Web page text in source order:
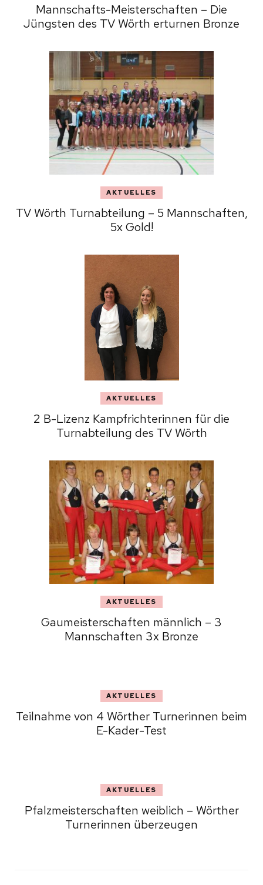
Mannschafts-Meisterschaften – Die
Jüngsten des TV Wörth erturnen Bronze
AKTUELLES
TV Wörth Turnabteilung – 5 Mannschaften,
5x Gold!
AKTUELLES
2 B-Lizenz Kampfrichterinnen für die
Turnabteilung des TV Wörth
AKTUELLES
Gaumeisterschaften männlich – 3
Mannschaften 3x Bronze
AKTUELLES
Teilnahme von 4 Wörther Turnerinnen beim
E-Kader-Test
AKTUELLES
Pfalzmeisterschaften weiblich – Wörther
Turnerinnen überzeugen